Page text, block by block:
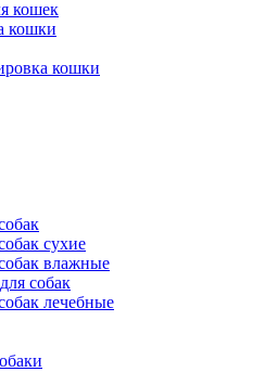
кошек
кошки
кошки
сухие
влажные
собак
лечебные